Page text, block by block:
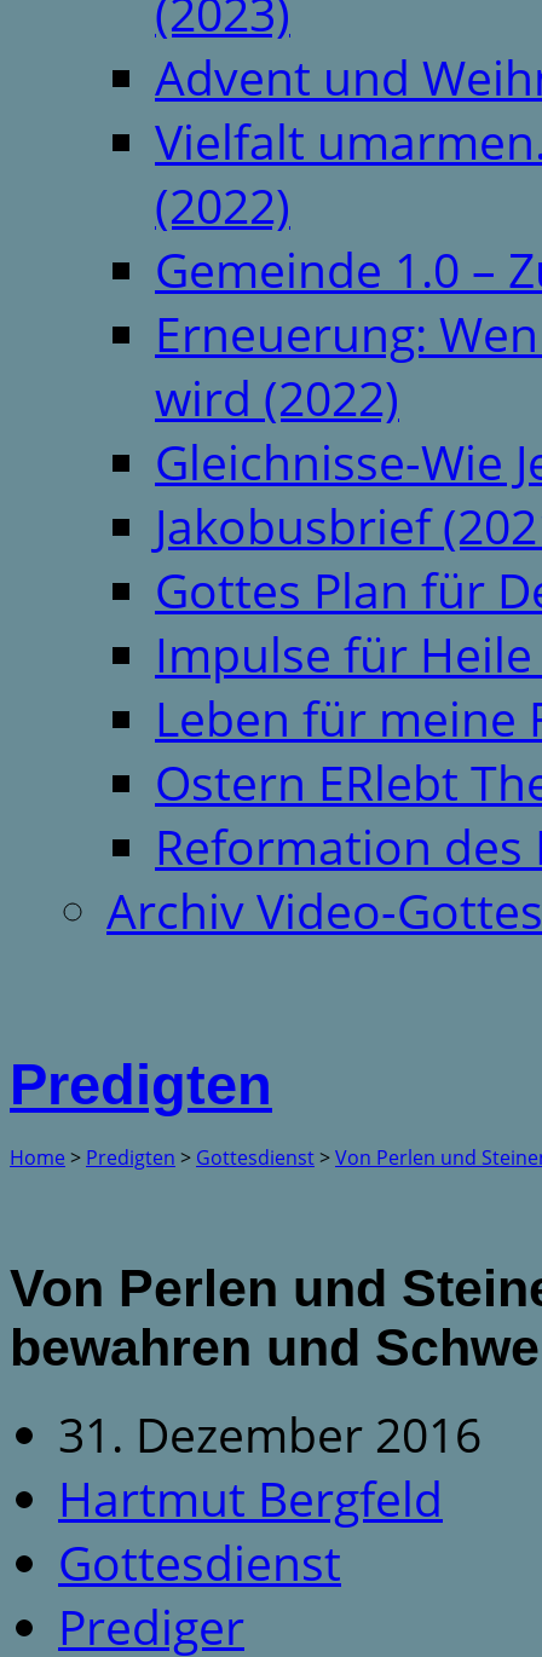
Advent und
Vielfalt
(2022)
Gemeinde 1.0 –
Erneuerung:
wird (2022)
Gleichnisse-Wie
Jakobusbrief
Gottes Plan für
Impulse für
Leben für meine
Ostern ERlebt
Reformation des
Archiv Video-
Predigten
Home > Predigten > Gottesdienst>Von Perlen und
Von Perlen und
bewahren und
31. Dezember 2016
Hartmut Bergfeld
Gottesdienst
Prediger